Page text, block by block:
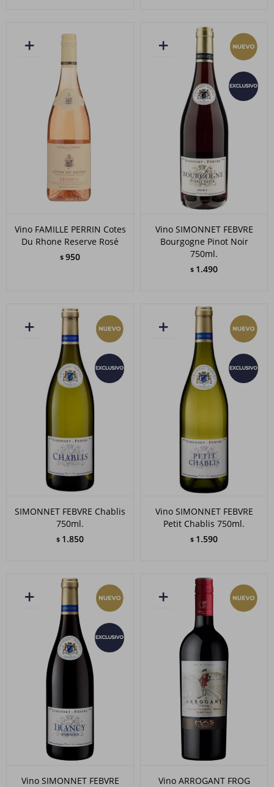
Vino FAMILLE PERRIN Cotes
Du Rhone Reserve Rosé
$ 950
Vino SIMONNET FEBVRE
Bourgogne Pinot Noir
750ml.
$ 1.490
SIMONNET FEBVRE Chablis
750ml.
$ 1.850
Vino SIMONNET FEBVRE
Petit Chablis 750ml.
$ 1.590
Vino SIMONNET FEBVRE
Vino ARROGANT FROG